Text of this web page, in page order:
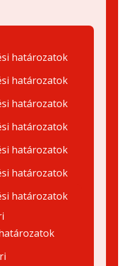
határozatok
határozatok
határozatok
határozatok
határozatok
határozatok
határozatok